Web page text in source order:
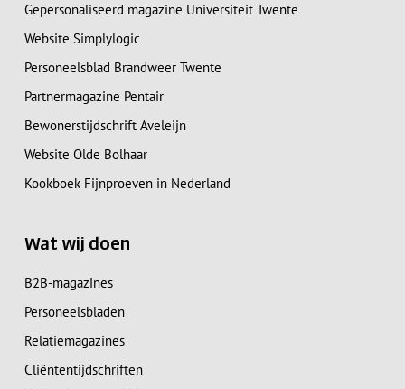
Gepersonaliseerd magazine Universiteit Twente
Website Simplylogic
Personeelsblad Brandweer Twente
Partnermagazine Pentair
Bewonerstijdschrift Aveleijn
Website Olde Bolhaar
Kookboek Fijnproeven in Nederland
Wat wij doen
B2B-magazines
Personeelsbladen
Relatiemagazines
Cliëntentijdschriften